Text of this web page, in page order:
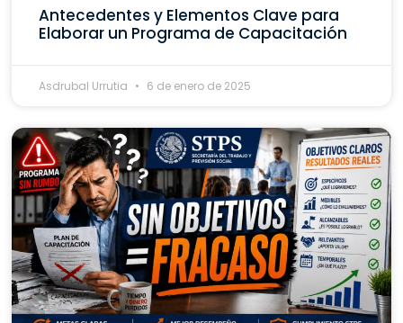
Antecedentes y Elementos Clave para
Elaborar un Programa de Capacitación
Asdrubal Urrutia 6 de enero de 2025